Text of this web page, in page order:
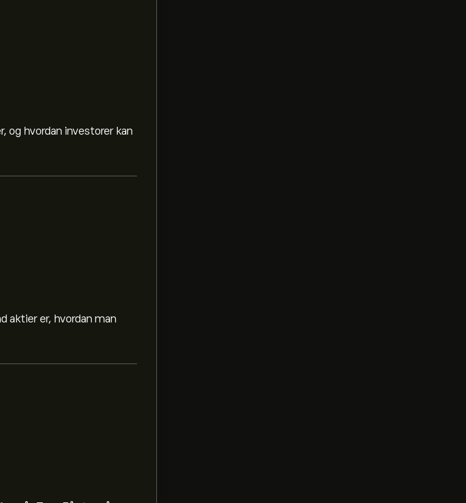
og hvordan investorer kan
aktier er, hvordan man
på markedstrends,
for aktiens kursudvikling.